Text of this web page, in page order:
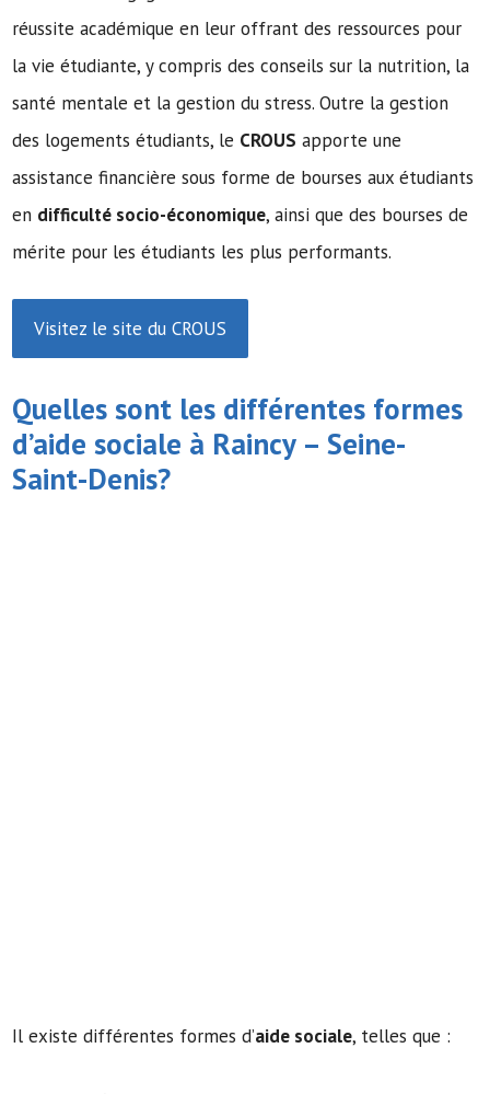
réussite académique en leur offrant des ressources pour
la vie étudiante, y compris des conseils sur la nutrition, la
santé mentale et la gestion du stress. Outre la gestion
des logements étudiants, le CROUS apporte une
assistance financière sous forme de bourses aux étudiants
en difficulté socio-économique, ainsi que des bourses de
mérite pour les étudiants les plus performants.
Visitez le site du CROUS
Quelles sont les différentes formes
d’aide sociale à Raincy – Seine-
Saint-Denis?
Il existe différentes formes d’aide sociale, telles que :